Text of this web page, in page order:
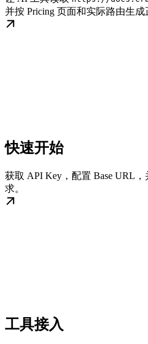
并按 Pricing 页面和实际路由生成
快速开始
获取 API Key，配置 Base URL
求。
工具接入